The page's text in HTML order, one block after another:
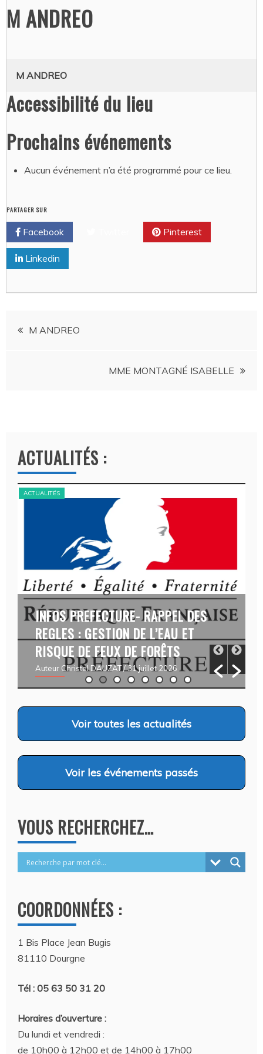
M ANDREO
M ANDREO
Accessibilité du lieu
Prochains événements
Aucun événement n’a été programmé pour ce lieu.
PARTAGER SUR
Facebook Pinterest
Linkedin
Navigation
M ANDREO
MME MONTAGNÉ ISABELLE
ACTUALITÉS :
ACTUALITÉS
INFOS PREFECTURE- RAPPEL DES
REGLES : GESTION DE L’EAU ET
RISQUE DE FEUX DE FORÊTS
Auteur Christel DAUZAT/ 31 juillet 2026
Voirtoutes les actualités
Voir les événements passés
VOUS RECHERCHEZ…
COORDONNÉES :
1 Bis Place Jean Bugis
81110 Dourgne
Tél : 05 63 50 31 20
Horaires d’ouverture :
Du lundi et vendredi :
de 10h00 à 12h00 et de 14h00 à 17h00